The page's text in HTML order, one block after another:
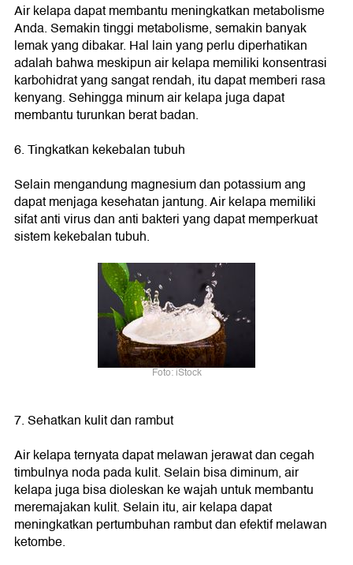
Air kelapa dapat membantu meningkatkan metabolisme
Anda. Semakin tinggi metabolisme, semakin banyak
lemak yang dibakar. Hal lain yang perlu diperhatikan
adalah bahwa meskipun air kelapa memiliki konsentrasi
karbohidrat yang sangat rendah, itu dapat memberi rasa
kenyang. Sehingga minum air kelapa juga dapat
membantu turunkan berat badan.
6. Tingkatkan kekebalan tubuh
Selain mengandung magnesium dan potassium ang
dapat menjaga kesehatan jantung. Air kelapa memiliki
sifat anti virus dan anti bakteri yang dapat memperkuat
sistem kekebalan tubuh.
Foto: iStock
7. Sehatkan kulit dan rambut
Air kelapa ternyata dapat melawan jerawat dan cegah
timbulnya noda pada kulit. Selain bisa diminum, air
kelapa juga bisa dioleskan ke wajah untuk membantu
meremajakan kulit. Selain itu, air kelapa dapat
meningkatkan pertumbuhan rambut dan efektif melawan
ketombe.